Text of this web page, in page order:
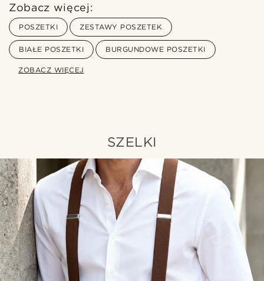
Zobacz więcej:
POSZETKI ZESTAWY POSZETEK
BIAŁE POSZETKI BURGUNDOWE POSZETKI
ZOBACZ WIĘCEJ
SZELKI